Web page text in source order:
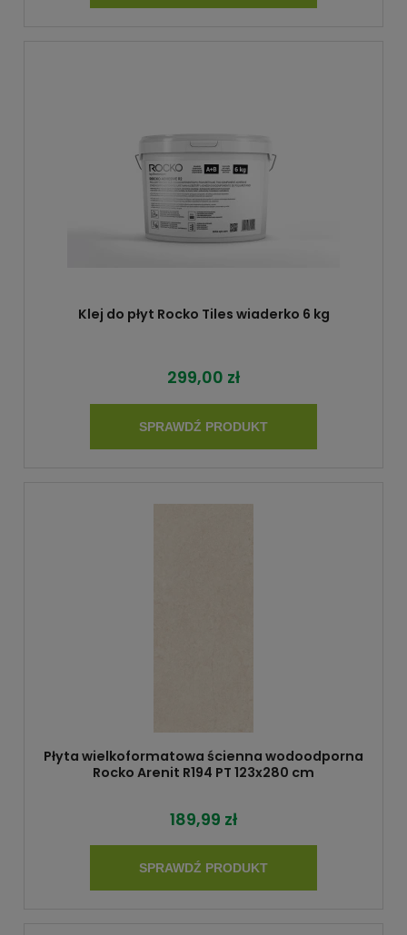
Klej do płyt Rocko Tiles wiaderko 6 kg
299,00 zł
SPRAWDŹ PRODUKT
Płyta wielkoformatowa ścienna wodoodporna
Rocko Arenit R194 PT 123x280 cm
189,99 zł
SPRAWDŹ PRODUKT